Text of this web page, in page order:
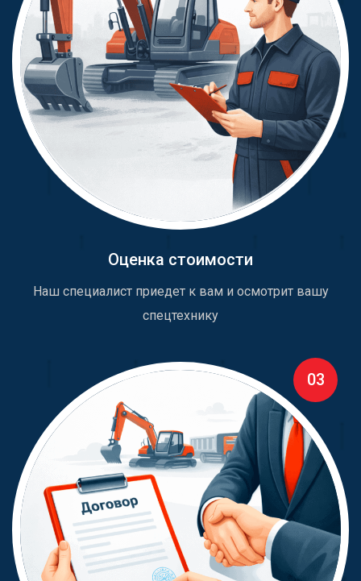
Оценка стоимости
Наш специалист приедет к вам и осмотрит вашу
спецтехнику
03